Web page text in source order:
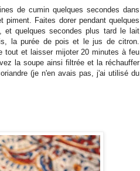
de cumin quelques secondes dans
piment. Faites dorer pendant quelques
et quelques secondes plus tard le lait
la purée de pois et le jus de citron.
tout et laisser mijoter 20 minutes à feu
la soupe ainsi filtrée et la réchauffer
(je n'en avais pas, j'ai utilisé du